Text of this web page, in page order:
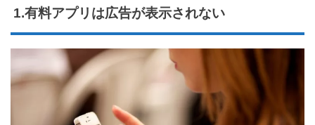
1.有料アプリは広告が表示されない